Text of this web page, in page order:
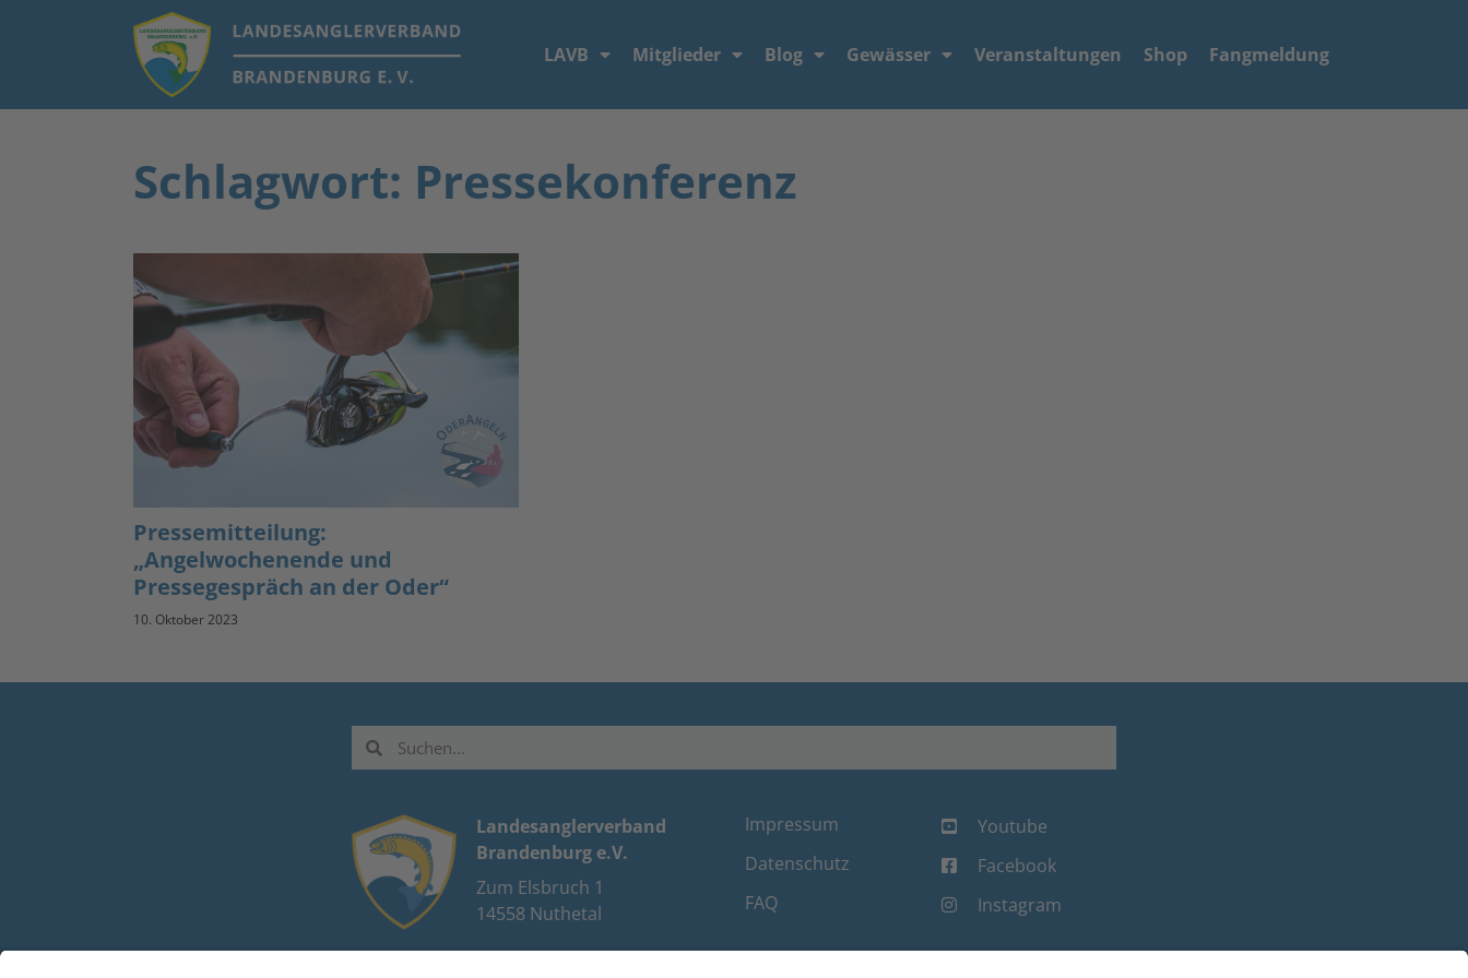
LAVB Mitglieder Blog Gewässer Veranstaltungen Shop Fangmeldung
Schlagwort: Pressekonferenz
Pressemitteilung:
„Angelwochenende und
Pressegespräch an der Oder“
10. Oktober 2023
Landesanglerverband
Brandenburg e.V.
Zum Elsbruch 1
14558 Nuthetal
Impressum
Datenschutz
FAQ
Youtube
Facebook
Instagram